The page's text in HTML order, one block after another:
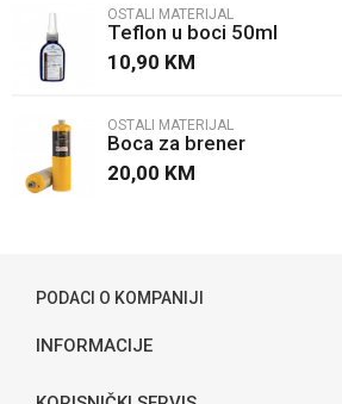
Poruka
OSTALI MATERIJAL
Teflon u boci 50ml
10,90 KM
OSTALI MATERIJAL
Boca za brener
20,00 KM
PODACI O KOMPANIJI
Gama S doo
Adresa
INFORMACIJE
O nama